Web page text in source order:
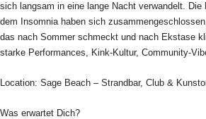
sich langsam in eine lange Nacht verwandelt. Die
dem Insomnia haben sich
das nach Sommer schmeckt und nach Ekstase
starke Performances, Kink-Kultur, Community-
Location: Sage Beach – Strandbar, Club &
Was erwartet Dich?